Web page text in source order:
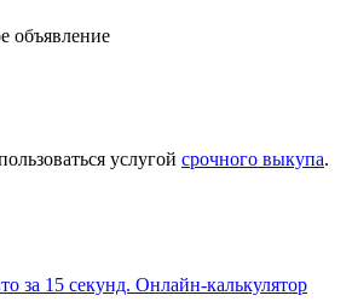
объявление
услугой срочного выкупа.